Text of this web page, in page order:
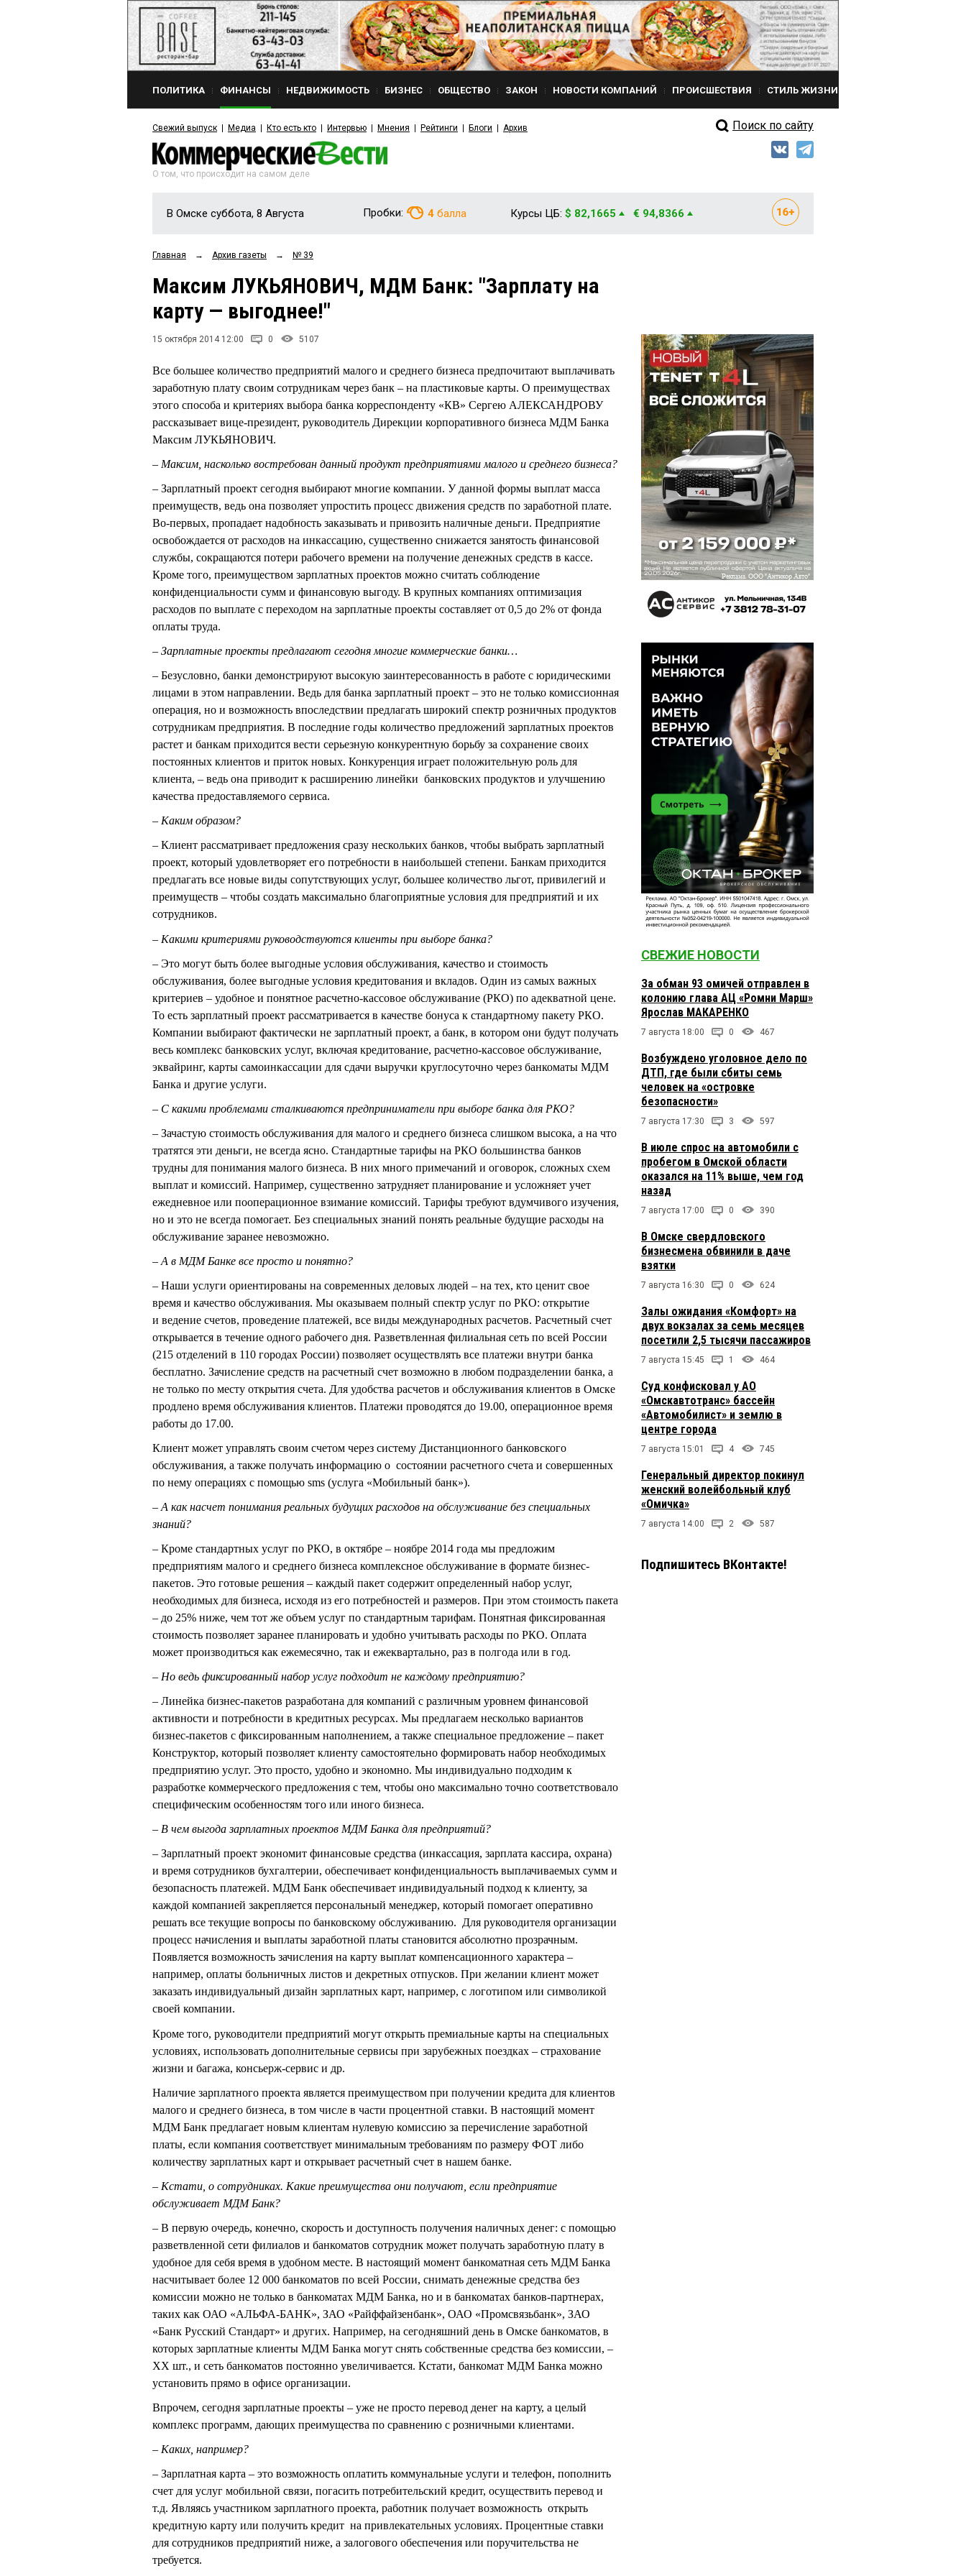
ПОЛИТИКА ФИНАНСЫ НЕДВИЖИМОСТЬ БИЗНЕС ОБЩЕСТВО ЗАКОН НОВОСТИ КОМПАНИЙ ПРОИСШЕСТВИЯ СТИЛЬ ЖИЗНИ
Свежий выпуск Медиа Кто есть кто Интервью Мнения Рейтинги Блоги Архив Поиск по сайту
О том, что происходит на самом деле
В Омске суббота, 8 Августа Пробки: 4 балла Курсы ЦБ: $ 82,1665 € 94,8366
Главная → Архив газеты → № 39
Максим ЛУКЬЯНОВИЧ, МДМ Банк: "Зарплату на
карту — выгоднее!"
15 октября 2014 12:00 0 5107
Все большее количество предприятий малого и среднего бизнеса предпочитают выплачивать
заработную плату своим сотрудникам через банк – на пластиковые карты. О преимуществах
этого способа и критериях выбора банка корреспонденту «КВ» Сергею АЛЕКСАНДРОВУ
рассказывает вице-президент, руководитель Дирекции корпоративного бизнеса МДМ Банка
Максим ЛУКЬЯНОВИЧ.
– Максим, насколько востребован данный продукт предприятиями малого и среднего бизнеса?
– Зарплатный проект сегодня выбирают многие компании. У данной формы выплат масса
преимуществ, ведь она позволяет упростить процесс движения средств по заработной плате.
Во-первых, пропадает надобность заказывать и привозить наличные деньги. Предприятие
освобождается от расходов на инкассацию, существенно снижается занятость финансовой
службы, сокращаются потери рабочего времени на получение денежных средств в кассе.
Кроме того, преимуществом зарплатных проектов можно считать соблюдение
конфиденциальности сумм и финансовую выгоду. В крупных компаниях оптимизация
расходов по выплате с переходом на зарплатные проекты составляет от 0,5 до 2% от фонда
оплаты труда.
– Зарплатные проекты предлагают сегодня многие коммерческие банки…
– Безусловно, банки демонстрируют высокую заинтересованность в работе с юридическими
лицами в этом направлении. Ведь для банка зарплатный проект – это не только комиссионная
операция, но и возможность впоследствии предлагать широкий спектр розничных продуктов
сотрудникам предприятия. В последние годы количество предложений зарплатных проектов
растет и банкам приходится вести серьезную конкурентную борьбу за сохранение своих
постоянных клиентов и приток новых. Конкуренция играет положительную роль для
клиента, – ведь она приводит к расширению линейки банковских продуктов и улучшению
качества предоставляемого сервиса.
– Каким образом?
– Клиент рассматривает предложения сразу нескольких банков, чтобы выбрать зарплатный
проект, который удовлетворяет его потребности в наибольшей степени. Банкам приходится
предлагать все новые виды сопутствующих услуг, большее количество льгот, привилегий и
преимуществ – чтобы создать максимально благоприятные условия для предприятий и их
сотрудников.
– Какими критериями руководствуются клиенты при выборе банка?
– Это могут быть более выгодные условия обслуживания, качество и стоимость
обслуживания, более выгодные условия кредитования и вкладов. Один из самых важных
критериев – удобное и понятное расчетно-кассовое обслуживание (РКО) по адекватной цене.
То есть зарплатный проект рассматривается в качестве бонуса к стандартному пакету РКО.
Компании выбирают фактически не зарплатный проект, а банк, в котором они будут получать
весь комплекс банковских услуг, включая кредитование, расчетно-кассовое обслуживание,
эквайринг, карты самоинкассации для сдачи выручки круглосуточно через банкоматы МДМ
Банка и другие услуги.
– С какими проблемами сталкиваются предприниматели при выборе банка для РКО?
– Зачастую стоимость обслуживания для малого и среднего бизнеса слишком высока, а на что
тратятся эти деньги, не всегда ясно. Стандартные тарифы на РКО большинства банков
трудны для понимания малого бизнеса. В них много примечаний и оговорок, сложных схем
выплат и комиссий. Например, существенно затрудняет планирование и усложняет учет
ежедневное или пооперационное взимание комиссий. Тарифы требуют вдумчивого изучения,
но и это не всегда помогает. Без специальных знаний понять реальные будущие расходы на
обслуживание заранее невозможно.
– А в МДМ Банке все просто и понятно?
– Наши услуги ориентированы на современных деловых людей – на тех, кто ценит свое
время и качество обслуживания. Мы оказываем полный спектр услуг по РКО: открытие
и ведение счетов, проведение платежей, все виды международных расчетов. Расчетный счет
открывается в течение одного рабочего дня. Разветвленная филиальная сеть по всей России
(215 отделений в 110 городах России) позволяет осуществлять все платежи внутри банка
бесплатно. Зачисление средств на расчетный счет возможно в любом подразделении банка, а
не только по месту открытия счета. Для удобства расчетов и обслуживания клиентов в Омске
продлено время обслуживания клиентов. Платежи проводятся до 19.00, операционное время
работы до 17.00.
Клиент может управлять своим счетом через систему Дистанционного банковского
обслуживания, а также получать информацию о состоянии расчетного счета и совершенных
по нему операциях с помощью sms (услуга «Мобильный банк»).
– А как насчет понимания реальных будущих расходов на обслуживание без специальных
знаний?
– Кроме стандартных услуг по РКО, в октябре – ноябре 2014 года мы предложим
предприятиям малого и среднего бизнеса комплексное обслуживание в формате бизнес-
пакетов. Это готовые решения – каждый пакет содержит определенный набор услуг,
необходимых для бизнеса, исходя из его потребностей и размеров. При этом стоимость пакета
– до 25% ниже, чем тот же объем услуг по стандартным тарифам. Понятная фиксированная
стоимость позволяет заранее планировать и удобно учитывать расходы по РКО. Оплата
может производиться как ежемесячно, так и ежеквартально, раз в полгода или в год.
– Но ведь фиксированный набор услуг подходит не каждому предприятию?
– Линейка бизнес-пакетов разработана для компаний с различным уровнем финансовой
активности и потребности в кредитных ресурсах. Мы предлагаем несколько вариантов
бизнес-пакетов с фиксированным наполнением, а также специальное предложение – пакет
Конструктор, который позволяет клиенту самостоятельно формировать набор необходимых
предприятию услуг. Это просто, удобно и экономно. Мы индивидуально подходим к
разработке коммерческого предложения с тем, чтобы оно максимально точно соответствовало
специфическим особенностям того или иного бизнеса.
– В чем выгода зарплатных проектов МДМ Банка для предприятий?
– Зарплатный проект экономит финансовые средства (инкассация, зарплата кассира, охрана)
и время сотрудников бухгалтерии, обеспечивает конфиденциальность выплачиваемых сумм и
безопасность платежей. МДМ Банк обеспечивает индивидуальный подход к клиенту, за
каждой компанией закрепляется персональный менеджер, который помогает оперативно
решать все текущие вопросы по банковскому обслуживанию. Для руководителя организации
процесс начисления и выплаты заработной платы становится абсолютно прозрачным.
Появляется возможность зачисления на карту выплат компенсационного характера –
например, оплаты больничных листов и декретных отпусков. При желании клиент может
заказать индивидуальный дизайн зарплатных карт, например, с логотипом или символикой
своей компании.
Кроме того, руководители предприятий могут открыть премиальные карты на специальных
условиях, использовать дополнительные сервисы при зарубежных поездках – страхование
жизни и багажа, консьерж-сервис и др.
Наличие зарплатного проекта является преимуществом при получении кредита для клиентов
малого и среднего бизнеса, в том числе в части процентной ставки. В настоящий момент
МДМ Банк предлагает новым клиентам нулевую комиссию за перечисление заработной
платы, если компания соответствует минимальным требованиям по размеру ФОТ либо
количеству зарплатных карт и открывает расчетный счет в нашем банке.
– Кстати, о сотрудниках. Какие преимущества они получают, если предприятие
обслуживает МДМ Банк?
– В первую очередь, конечно, скорость и доступность получения наличных денег: с помощью
разветвленной сети филиалов и банкоматов сотрудник может получать заработную плату в
удобное для себя время в удобном месте. В настоящий момент банкоматная сеть МДМ Банка
насчитывает более 12 000 банкоматов по всей России, снимать денежные средства без
комиссии можно не только в банкоматах МДМ Банка, но и в банкоматах банков-партнерах,
таких как ОАО «АЛЬФА-БАНК», ЗАО «Райффайзенбанк», ОАО «Промсвязьбанк», ЗАО
«Банк Русский Стандарт» и других. Например, на сегодняшний день в Омске банкоматов, в
которых зарплатные клиенты МДМ Банка могут снять собственные средства без комиссии, –
ХХ шт., и сеть банкоматов постоянно увеличивается. Кстати, банкомат МДМ Банка можно
установить прямо в офисе организации.
Впрочем, сегодня зарплатные проекты – уже не просто перевод денег на карту, а целый
комплекс программ, дающих преимущества по сравнению с розничными клиентами.
– Каких, например?
– Зарплатная карта – это возможность оплатить коммунальные услуги и телефон, пополнить
счет для услуг мобильной связи, погасить потребительский кредит, осуществить перевод и
т.д. Являясь участником зарплатного проекта, работник получает возможность открыть
кредитную карту или получить кредит на привлекательных условиях. Процентные ставки
для сотрудников предприятий ниже, а залогового обеспечения или поручительства не
требуется.
СВЕЖИЕ НОВОСТИ
За обман 93 омичей отправлен в
колонию глава АЦ «Ромни Марш»
Ярослав МАКАРЕНКО
7 августа 18:00 0 467
Возбуждено уголовное дело по
ДТП, где были сбиты семь
человек на «островке
безопасности»
7 августа 17:30 3 597
В июле спрос на автомобили с
пробегом в Омской области
оказался на 11% выше, чем год
назад
7 августа 17:00 0 390
В Омске свердловского
бизнесмена обвинили в даче
взятки
7 августа 16:30 0 624
Залы ожидания «Комфорт» на
двух вокзалах за семь месяцев
посетили 2,5 тысячи пассажиров
7 августа 15:45 1 464
Суд конфисковал у АО
«Омскавтотранс» бассейн
«Автомобилист» и землю в
центре города
7 августа 15:01 4 745
Генеральный директор покинул
женский волейбольный клуб
«Омичка»
7 августа 14:00 2 587
Подпишитесь ВКонтакте!